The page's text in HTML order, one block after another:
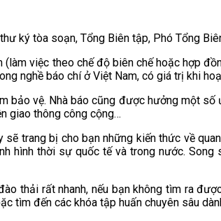
ký tòa soạn, Tổng Biên tập, Phó Tổng
việc theo chế độ biên chế hoặc hợp
nghề báo chí ở Việt Nam, có giá trị khi
vệ. Nhà báo cũng được hưởng một
giao thông công cộng…
trang bị cho bạn những kiến thức về
hình thời sự quốc tế và trong nước.
thải rất nhanh, nếu bạn không tìm ra
đến các khóa tập huấn chuyên sâu